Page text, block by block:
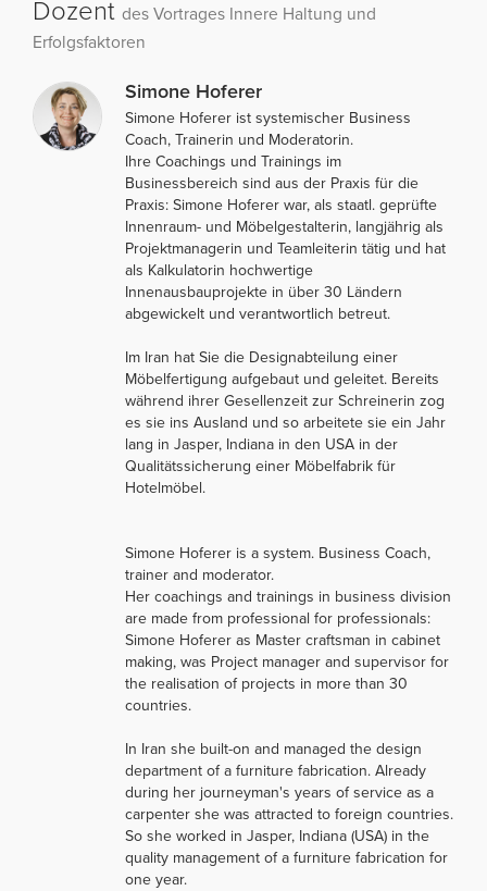
Dozent des Vortrages Innere Haltung und
Erfolgsfaktoren
Simone Hoferer
Simone Hoferer ist systemischer Business
Coach, Trainerin und Moderatorin.
Ihre Coachings und Trainings im
Businessbereich sind aus der Praxis für die
Praxis: Simone Hoferer war, als staatl. geprüfte
Innenraum- und Möbelgestalterin, langjährig als
Projektmanagerin und Teamleiterin tätig und hat
als Kalkulatorin hochwertige
Innenausbauprojekte in über 30 Ländern
abgewickelt und verantwortlich betreut.
Im Iran hat Sie die Designabteilung einer
Möbelfertigung aufgebaut und geleitet. Bereits
während ihrer Gesellenzeit zur Schreinerin zog
es sie ins Ausland und so arbeitete sie ein Jahr
lang in Jasper, Indiana in den USA in der
Qualitätssicherung einer Möbelfabrik für
Hotelmöbel.
Simone Hoferer is a system. Business Coach,
trainer and moderator.
Her coachings and trainings in business division
are made from professional for professionals:
Simone Hoferer as Master craftsman in cabinet
making, was Project manager and supervisor for
the realisation of projects in more than 30
countries.
In Iran she built-on and managed the design
department of a furniture fabrication. Already
during her journeyman's years of service as a
carpenter she was attracted to foreign countries.
So she worked in Jasper, Indiana (USA) in the
quality management of a furniture fabrication for
one year.